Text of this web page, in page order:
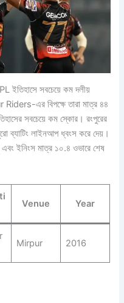
সবচেয়ে কম দলীয়
এর বিপক্ষে তারা মাত্র ৪৪
সবচেয়ে কম স্কোর। রংপুরের
ব্যাটিং লাইনআপ ধ্বংস করে দেয়।
এবং ইনিংস মাত্র ১০.৪ ওভারে শেষ
Venue Year
Mirpur 2016